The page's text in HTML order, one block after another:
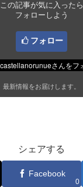
この記事が気に入ったら
フォローしよう
フォロー
最新情報をお届けします。
シェアする
Facebook
0